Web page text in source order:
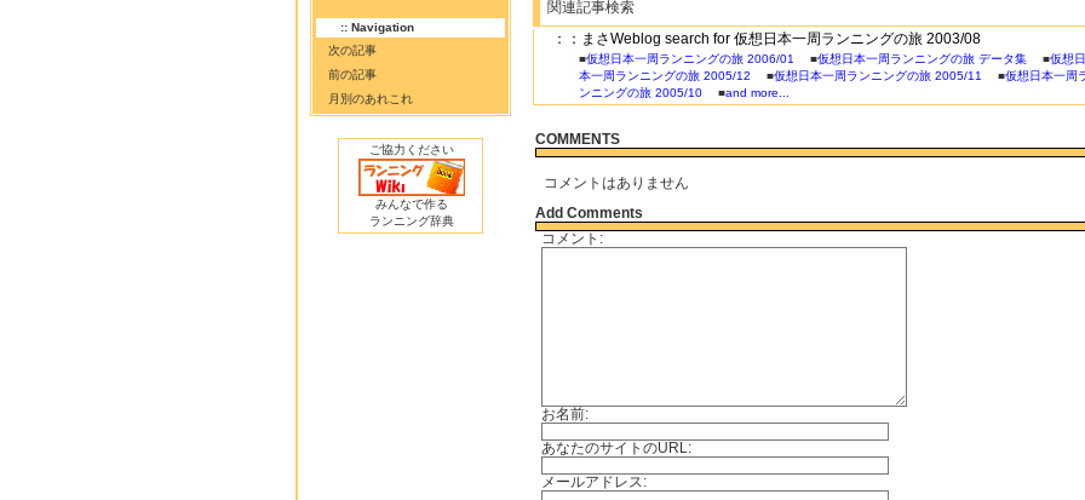
:: Navigation
次の記事
前の記事
月別のあれこれ
ご協力ください
みんなで作る
ランニング辞典
関連記事検索
：：まさWeblog search for 仮想日本一周ランニングの旅 2003/08
■仮想日本一周ランニングの旅 2006/01 ■仮想日本一周ランニングの旅 データ集 ■仮想日
本一周ランニングの旅 2005/12 ■仮想日本一周ランニングの旅 2005/11 ■仮想日本一周
ンニングの旅 2005/10 ■and more...
COMMENTS
コメントはありません
Add Comments
コメント:
お名前:
あなたのサイトのURL:
メールアドレス: